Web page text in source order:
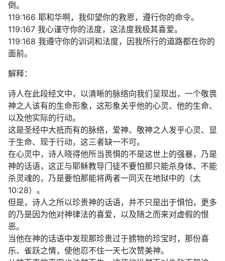
倒。
119:166 耶和华啊，我仰望你的救恩，遵行你的命令。
119:167 我心谨守你的法度，这法度我极其喜爱。
119:168 我遵守你的训词和法度，因我所行的道路都在你的
面前。
解释：
诗人在此段经文中，以清晰的脉络向我们呈现出，一个敬畏
神之人该有的生命形象，这形象关乎他的心灵、他的生命、
以及他实际的行动。
这是圣经中大抵而有的脉络，爱神、敬神之人发乎心灵、显
于生命、现于行动，这三者缺一不可。
在心灵中，诗人晓得他所当畏惧的不是这世上的强暴，乃是
神的话语，这正与耶稣教导门徒不要怕那只能杀身体、不能
杀灵魂的，乃是要怕那能将两者一同灭在地狱中的（太
10:28）。
但是，诗人之所以珍贵神的话语，并不只是出于惧怕，更多
的乃是因为他对神律法的喜爱，以及随之而来对虚假的恨
恶。
当他在神的话语中发现那珍贵过于掳物的珍宝时，那份喜
乐、雀跃之情，使他忍不住一天七次赞美神。